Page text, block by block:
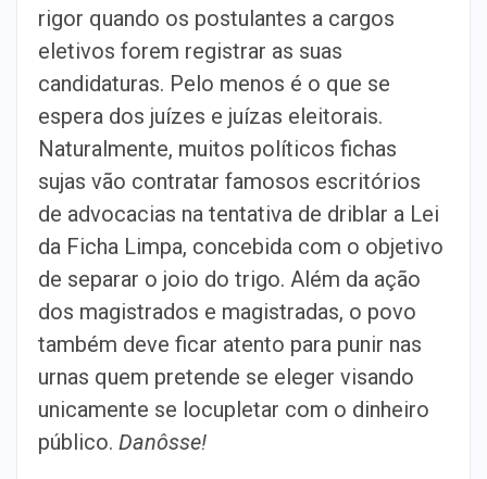
rigor quando os postulantes a cargos
eletivos forem registrar as suas
candidaturas. Pelo menos é o que se
espera dos juízes e juízas eleitorais.
Naturalmente, muitos políticos fichas
sujas vão contratar famosos escritórios
de advocacias na tentativa de driblar a Lei
da Ficha Limpa, concebida com o objetivo
de separar o joio do trigo. Além da ação
dos magistrados e magistradas, o povo
também deve ficar atento para punir nas
urnas quem pretende se eleger visando
unicamente se locupletar com o dinheiro
público. Danôsse!